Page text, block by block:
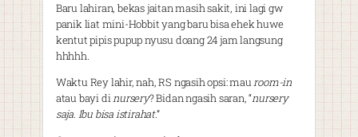
Baru lahiran, bekas jaitan masih sakit, ini lagi gw
panik liat mini-Hobbit yang baru bisa ehek huwe
kentut pipis pupup nyusu doang 24 jam langsung
hhhhh.
Waktu Rey lahir, nah, RS ngasih opsi: mauroom-in
atau bayi dinursery? Bidan ngasih saran, “nursery
saja. Ibu bisa istirahat.”